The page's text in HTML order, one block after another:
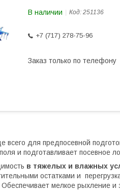
В наличии Код: 251136
+7 (717) 278-75-96
Заказ только по телефону
всего для предпосевной
и подготавливает посевное
в тяжелых и влажных
остатками и
мелкое рыхление и